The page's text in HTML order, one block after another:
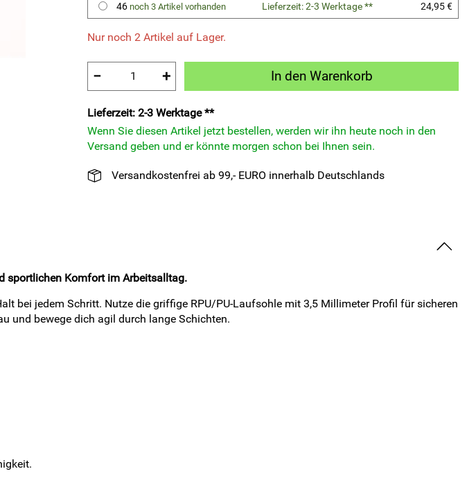
46 noch 3 Artikel vorhanden Lieferzeit: 2-3 Werktage ** 24,95 €
Nur noch 2 Artikel auf Lager.
− + In den Warenkorb
Lieferzeit: 2-3 Werktage **
Wenn Sie diesen Artikel jetzt bestellen, werden wir ihn heute noch in den
Versand geben und er könnte morgen schon bei Ihnen sein.
Versandkostenfrei ab 99,- EURO innerhalb Deutschlands
sportlichen Komfort im Arbeitsalltag.
bei jedem Schritt. Nutze die griffige RPU/PU-Laufsohle mit 3,5 Millimeter Profil für sicheren
und bewege dich agil durch lange Schichten.